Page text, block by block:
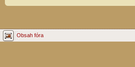
Obsah fóra